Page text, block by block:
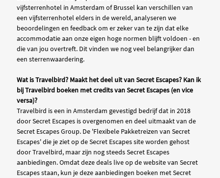
vijfsterrenhotel in Amsterdam of Brussel kan verschillen van
een vijfsterrenhotel elders in de wereld, analyseren we
beoordelingen en feedback om er zeker van te zijn dat elke
accommodatie aan onze eigen hoge normen blijft voldoen - en
die van jou overtreft. Dit vinden we nog veel belangrijker dan
een sterrenwaardering.
Wat is Travelbird? Maakt het deel uit van Secret Escapes? Kan ik
bij Travelbird boeken met credits van Secret Escapes (en vice
versa)?
Travelbird is een in Amsterdam gevestigd bedrijf dat in 2018
door Secret Escapes is overgenomen en deel uitmaakt van de
Secret Escapes Group. De 'Flexibele Pakketreizen van Secret
Escapes' die je ziet op de Secret Escapes site worden gehost
door Travelbird, maar zijn nog steeds Secret Escapes
aanbiedingen. Omdat deze deals live op de website van Secret
Escapes staan, kun je deze aanbiedingen boeken met Secret